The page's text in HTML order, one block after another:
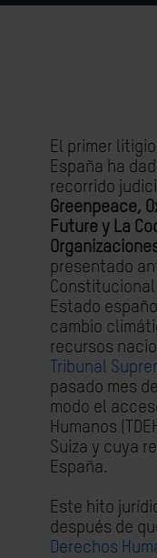
El primer
España ha
recorrido
Greenpeace,
Future y La
presentado
Estado
cambio
recursos
Tribunal
pasado mes
modo el
Humanos
Suiza y cuya
España.
Este hito
después de
Derechos